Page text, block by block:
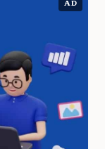
AD